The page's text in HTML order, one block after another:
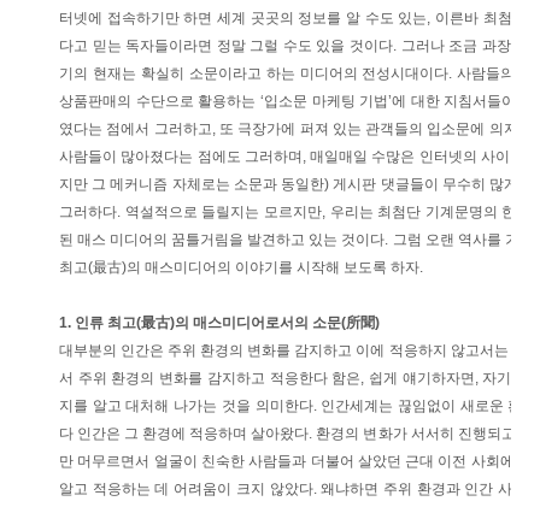
터넷에 접속하기만 하면 세계 곳곳의 정보를 알 수도 있는, 이른바 최첨단
다고 믿는 독자들이라면 정말 그럴 수도 있을 것이다. 그러나 조금 과장해
기의 현재는 확실히 소문이라고 하는 미디어의 전성시대이다. 사람들의
상품판매의 수단으로 활용하는 ‘입소문 마케팅 기법’에 대한 지침서들이
였다는 점에서 그러하고, 또 극장가에 퍼져 있는 관객들의 입소문에 의지하
사람들이 많아졌다는 점에도 그러하며, 매일매일 수많은 인터넷의 사이버
지만 그 메커니즘 자체로는 소문과 동일한) 게시판 댓글들이 무수히 많게
그러하다. 역설적으로 들릴지는 모르지만, 우리는 최첨단 기계문명의 한가
된 매스 미디어의 꿈틀거림을 발견하고 있는 것이다. 그럼 오랜 역사를 거
최고(最古)의 매스미디어의 이야기를 시작해 보도록 하자.
1. 인류 최고(最古)의 매스미디어로서의 소문(所聞)
대부분의 인간은 주위 환경의 변화를 감지하고 이에 적응하지 않고서는 살
서 주위 환경의 변화를 감지하고 적응한다 함은, 쉽게 얘기하자면, 자기 주
지를 알고 대처해 나가는 것을 의미한다. 인간세계는 끊임없이 새로운 환
다 인간은 그 환경에 적응하며 살아왔다. 환경의 변화가 서서히 진행되고
만 머무르면서 얼굴이 친숙한 사람들과 더불어 살았던 근대 이전 사회에선,
알고 적응하는 데 어려움이 크지 않았다. 왜냐하면 주위 환경과 인간 사이